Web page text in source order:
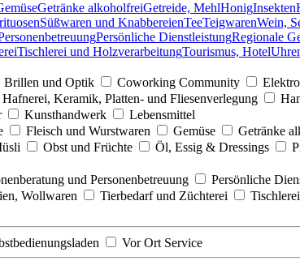
Getränke alkoholfreiGetreide, MehlHonigInsekten
Süßwaren und KnabbereienTeeTeigwarenWein,
Persönliche DienstleistungRegionale
Tischlerei und HolzverarbeitungTourismus, Hotel
Brillen und Optik Coworking Community
Hafnerei, Keramik, Platten- und Fliesenverlegung
Kunsthandwerk
Lebensmittel
Fleisch und Wurstwaren Gemüse Getränke
Obst und Früchte Öl, Essig & Dressings
und Personenbetreuung Persönliche
Wollwaren Tierbedarf und Züchterei
Vor Ort Service